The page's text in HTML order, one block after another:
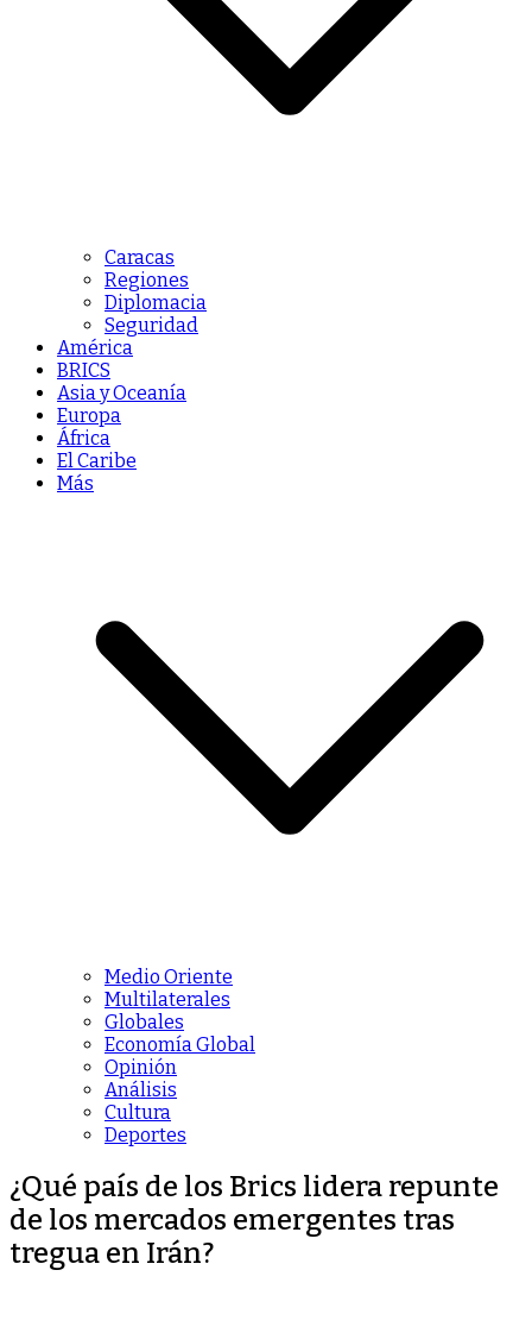
Caracas
Regiones
Diplomacia
Seguridad
América
BRICS
Asia y Oceanía
Europa
África
El Caribe
Más
Medio Oriente
Multilaterales
Globales
Economía Global
Opinión
Análisis
Cultura
Deportes
¿Qué país de los Brics lidera repunte
de los mercados emergentes tras
tregua en Irán?